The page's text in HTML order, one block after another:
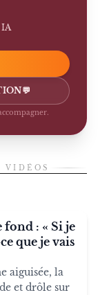
IA
💬
VIDÉOS
: « Si je
que je vais
aiguisée, la
et drôle sur